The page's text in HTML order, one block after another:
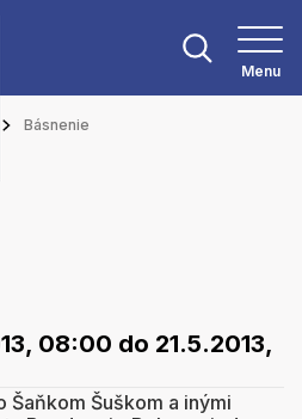
Menu
Básnenie
08:00 do 21.5.2013,
Šaňkom Šuškom a inými